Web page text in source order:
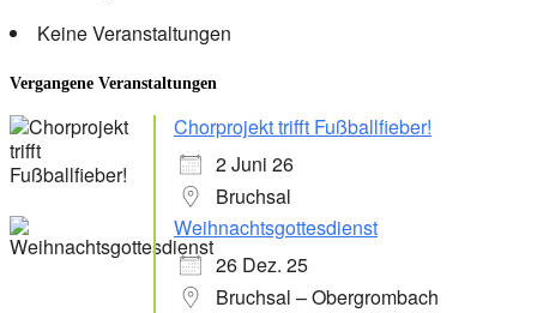
Keine Veranstaltungen
Vergangene Veranstaltungen
Chorprojekt trifft Fußballfieber!
2 Juni 26
Bruchsal
Weihnachtsgottesdienst
26 Dez. 25
Bruchsal – Obergrombach